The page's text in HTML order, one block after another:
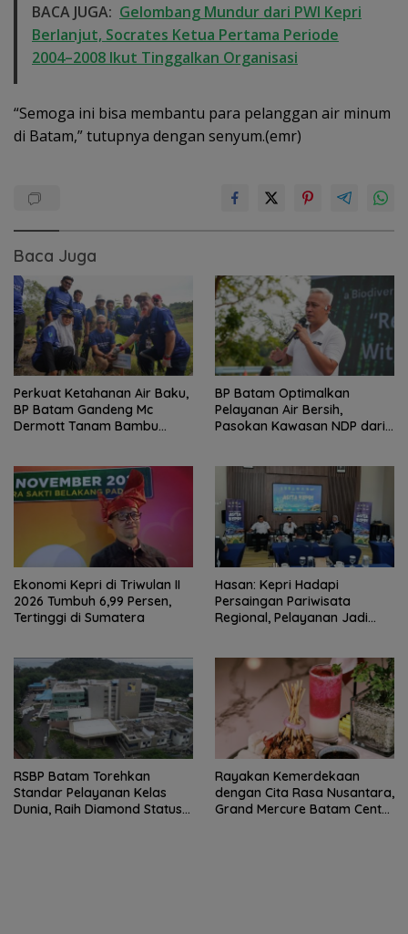
BACA JUGA: Gelombang Mundur dari PWI Kepri
Berlanjut, Socrates Ketua Pertama Periode
2004–2008 Ikut Tinggalkan Organisasi
“Semoga ini bisa membantu para pelanggan air minum
di Batam,” tutupnya dengan senyum.(emr)
Baca Juga
Perkuat Ketahanan Air Baku,
BP Batam Gandeng Mc
Dermott Tanam Bambu
BP Batam Optimalkan
Pelayanan Air Bersih,
Pasokan Kawasan NDP dari
Ekonomi Kepri di Triwulan II
2026 Tumbuh 6,99 Persen,
Tertinggi di Sumatera
Hasan: Kepri Hadapi
Persaingan Pariwisata
Regional, Pelayanan Jadi
RSBP Batam Torehkan
Standar Pelayanan Kelas
Dunia, Raih Diamond Status
Rayakan Kemerdekaan
dengan Cita Rasa Nusantara,
Grand Mercure Batam Centre